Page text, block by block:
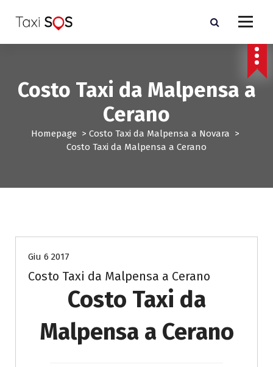
a
Costo Taxi da Malpensa a
Cerano
Homepage > Costo Taxi da Malpensa a Novara >
Costo Taxi da Malpensa a Cerano
Giu 6 2017
Costo Taxi da Malpensa a Cerano
Costo Taxi da
Malpensa a Cerano